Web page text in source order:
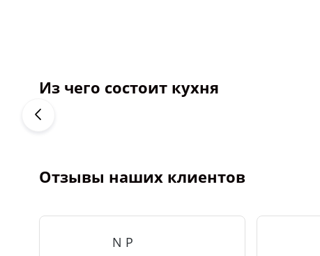
Из чего состоит кухня
Отзывы наших клиентов
N P